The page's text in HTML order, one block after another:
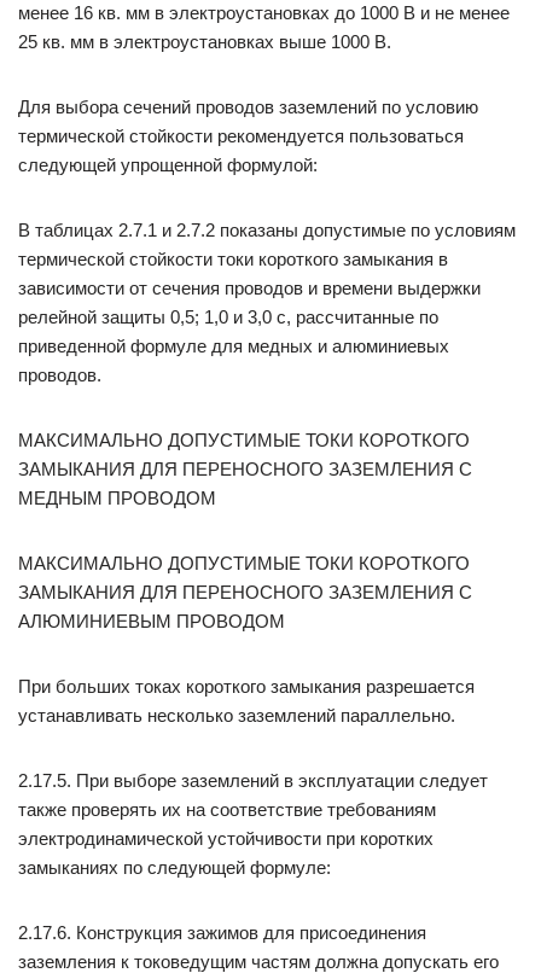
менее 16 кв. мм в электроустановках до 1000 В и не менее
25 кв. мм в электроустановках выше 1000 В.
Для выбора сечений проводов заземлений по условию
термической стойкости рекомендуется пользоваться
следующей упрощенной формулой:
В таблицах 2.7.1 и 2.7.2 показаны допустимые по условиям
термической стойкости токи короткого замыкания в
зависимости от сечения проводов и времени выдержки
релейной защиты 0,5; 1,0 и 3,0 с, рассчитанные по
приведенной формуле для медных и алюминиевых
проводов.
МАКСИМАЛЬНО ДОПУСТИМЫЕ ТОКИ КОРОТКОГО
ЗАМЫКАНИЯ ДЛЯ ПЕРЕНОСНОГО ЗАЗЕМЛЕНИЯ С
МЕДНЫМ ПРОВОДОМ
МАКСИМАЛЬНО ДОПУСТИМЫЕ ТОКИ КОРОТКОГО
ЗАМЫКАНИЯ ДЛЯ ПЕРЕНОСНОГО ЗАЗЕМЛЕНИЯ С
АЛЮМИНИЕВЫМ ПРОВОДОМ
При больших токах короткого замыкания разрешается
устанавливать несколько заземлений параллельно.
2.17.5. При выборе заземлений в эксплуатации следует
также проверять их на соответствие требованиям
электродинамической устойчивости при коротких
замыканиях по следующей формуле:
2.17.6. Конструкция зажимов для присоединения
заземления к токоведущим частям должна допускать его